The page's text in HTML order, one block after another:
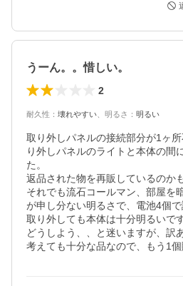
うーん。。惜しい。
2
耐久性 ： 壊れやすい 明るさ ： 明るい
取り外しパネルの接続部分が1ヶ
り外しパネルのライトと本体の間
た。
返品された物を再販しているのか
それでも流石コールマン、部屋を
が申し分ない明るさで、電池4個
取り外しても本体は十分明るいで
どうしよう、、と迷いますが、訳
考えても十分な品なので、もう1個